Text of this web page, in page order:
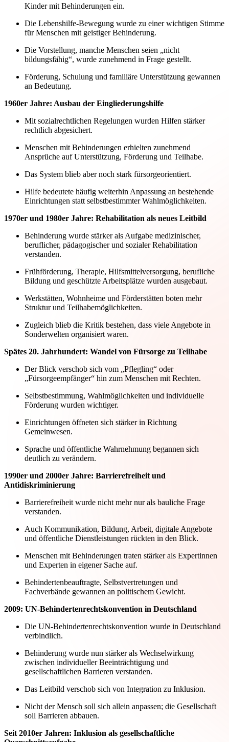
Kinder mit Behinderungen ein.
Die Lebenshilfe-Bewegung wurde zu einer wichtigen Stimme
für Menschen mit geistiger Behinderung.
Die Vorstellung, manche Menschen seien „nicht
bildungsfähig“, wurde zunehmend in Frage gestellt.
Förderung, Schulung und familiäre Unterstützung gewannen
an Bedeutung.
1960er Jahre: Ausbau der Eingliederungshilfe
Mit sozialrechtlichen Regelungen wurden Hilfen stärker
rechtlich abgesichert.
Menschen mit Behinderungen erhielten zunehmend
Ansprüche auf Unterstützung, Förderung und Teilhabe.
Das System blieb aber noch stark fürsorgeorientiert.
Hilfe bedeutete häufig weiterhin Anpassung an bestehende
Einrichtungen statt selbstbestimmter Wahlmöglichkeiten.
1970er und 1980er Jahre: Rehabilitation als neues Leitbild
Behinderung wurde stärker als Aufgabe medizinischer,
beruflicher, pädagogischer und sozialer Rehabilitation
verstanden.
Frühförderung, Therapie, Hilfsmittelversorgung, berufliche
Bildung und geschützte Arbeitsplätze wurden ausgebaut.
Werkstätten, Wohnheime und Förderstätten boten mehr
Struktur und Teilhabemöglichkeiten.
Zugleich blieb die Kritik bestehen, dass viele Angebote in
Sonderwelten organisiert waren.
Spätes 20. Jahrhundert: Wandel von Fürsorge zu Teilhabe
Der Blick verschob sich vom „Pflegling“ oder
„Fürsorgeempfänger“ hin zum Menschen mit Rechten.
Selbstbestimmung, Wahlmöglichkeiten und individuelle
Förderung wurden wichtiger.
Einrichtungen öffneten sich stärker in Richtung
Gemeinwesen.
Sprache und öffentliche Wahrnehmung begannen sich
deutlich zu verändern.
1990er und 2000er Jahre: Barrierefreiheit und
Antidiskriminierung
Barrierefreiheit wurde nicht mehr nur als bauliche Frage
verstanden.
Auch Kommunikation, Bildung, Arbeit, digitale Angebote
und öffentliche Dienstleistungen rückten in den Blick.
Menschen mit Behinderungen traten stärker als Expertinnen
und Experten in eigener Sache auf.
Behindertenbeauftragte, Selbstvertretungen und
Fachverbände gewannen an politischem Gewicht.
2009: UN-Behindertenrechtskonvention in Deutschland
Die UN-Behindertenrechtskonvention wurde in Deutschland
verbindlich.
Behinderung wurde nun stärker als Wechselwirkung
zwischen individueller Beeinträchtigung und
gesellschaftlichen Barrieren verstanden.
Das Leitbild verschob sich von Integration zu Inklusion.
Nicht der Mensch soll sich allein anpassen; die Gesellschaft
soll Barrieren abbauen.
Seit 2010er Jahren: Inklusion als gesellschaftliche